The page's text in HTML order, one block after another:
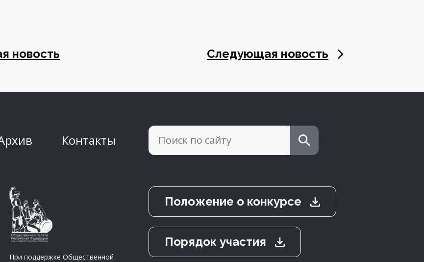
новость Следующая новость
Контакты
При поддержке Общественной
Положение о конкурсе
Порядок участия